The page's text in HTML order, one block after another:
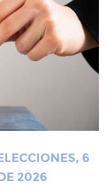
6
2026